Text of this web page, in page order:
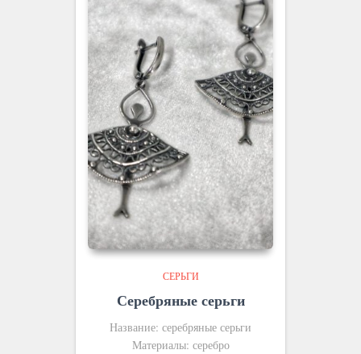
СЕРЬГИ
Серебряные серьги
Название: серебряные серьги
Материалы: серебро